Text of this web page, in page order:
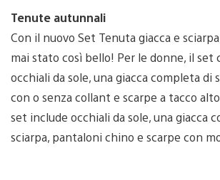
Tenute autunnali
Con il nuovo Set Tenuta giacca e
mai stato così bello! Per le donne, il set
occhiali da sole, una giacca completa di
con o senza collant e scarpe a tacco
set include occhiali da sole, una giacca
sciarpa, pantaloni chino e scarpe con